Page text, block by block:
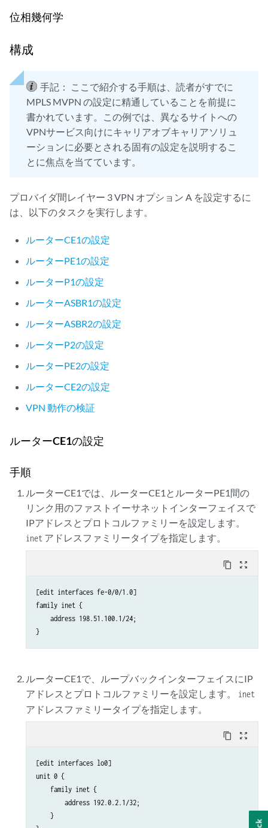
位相幾何学
構成
手記：
ここで紹介する手順は、読者がすでに
MPLS MVPN の設定に精通していることを前提に
書かれています。この例では、異なるサイトへの
VPNサービス向けにキャリアオブキャリアソリュ
ーションに必要とされる固有の設定を説明するこ
とに焦点を当てています。
プロバイダ間レイヤー 3 VPN オプション A を設定するに
は、以下のタスクを実行します。
ルーターCE1の設定
ルーターPE1の設定
ルーターP1の設定
ルーターASBR1の設定
ルーターASBR2の設定
ルーターP2の設定
ルーターPE2の設定
ルーターCE2の設定
VPN 動作の検証
ルーターCE1の設定
手順
ルーターCE1では、ルーターCE1とルーターPE1間の
リンク用のファストイーサネットインターフェイスで
IPアドレスとプロトコルファミリーを設定します。
inet アドレスファミリータイプを指定します。
content_copy zoom_out_map
[edit interfaces fe-0/0/1.0]
family inet {
    address 198.51.100.1/24;
ルーターCE1で、ループバックインターフェイスにIP
アドレスとプロトコルファミリーを設定します。 inet
アドレスファミリータイプを指定します。
content_copy zoom_out_map
[edit interfaces lo0]
unit 0 {
    family inet {
        address 192.0.2.1/32;
    }